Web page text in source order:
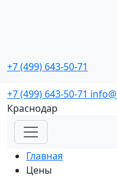
+7 (499) 643-50-71
с реальной
+7 (499) 643-50-71
Краснодар
Главная
Цены